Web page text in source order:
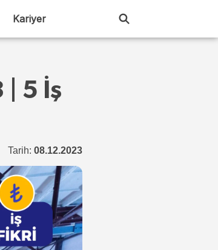
Kariyer
| 5 İş
Tarih: 08.12.2023